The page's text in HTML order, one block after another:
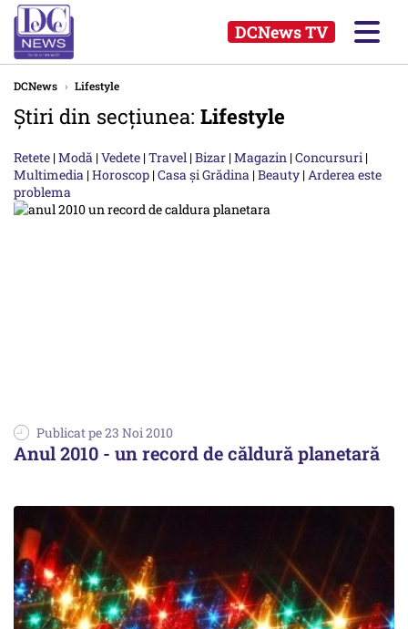
DCNews TV
DCNews › Lifestyle
Știri din secțiunea: Lifestyle
Retete |Modă |Vedete |Travel |Bizar |Magazin |Concursuri |
Multimedia |Horoscop |Casa și Grădina |Beauty |Arderea este
problema
Publicat pe 23 Noi 2010
Anul 2010 - un record de căldură planetară